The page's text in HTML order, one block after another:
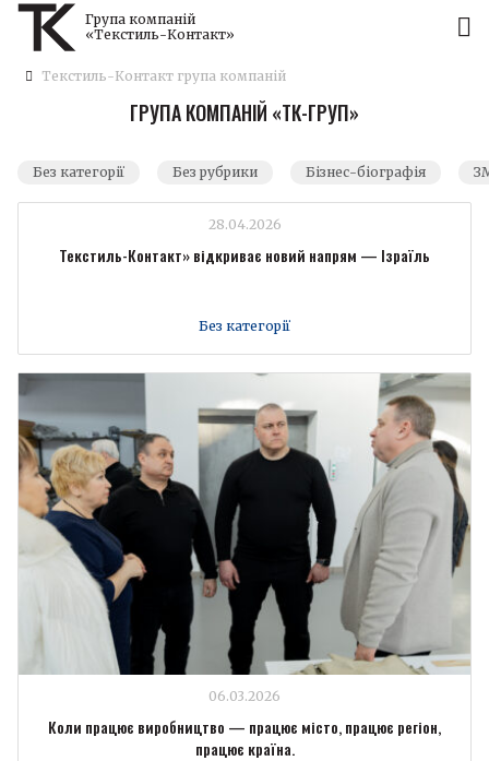
Група компаній
«Текстиль-Контакт»
Текстиль-Контакт група компаній
ГРУПА КОМПАНІЙ «ТК-ГРУП»
Без категорії Без рубрики Бізнес-біографія
28.04.2026
Текстиль-Контакт» відкриває новий напрям — Ізраїль
Без категорії
06.03.2026
Коли працює виробництво — працює місто, працює регіон,
працює країна.